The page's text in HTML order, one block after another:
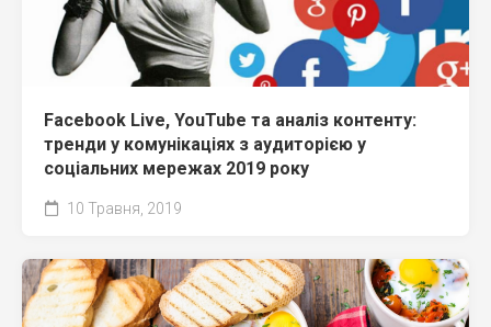
Facebook Live, YouTube та аналіз контенту:
тренди у комунікаціях з аудиторією у
соціальних мережах 2019 року
10 Травня, 2019